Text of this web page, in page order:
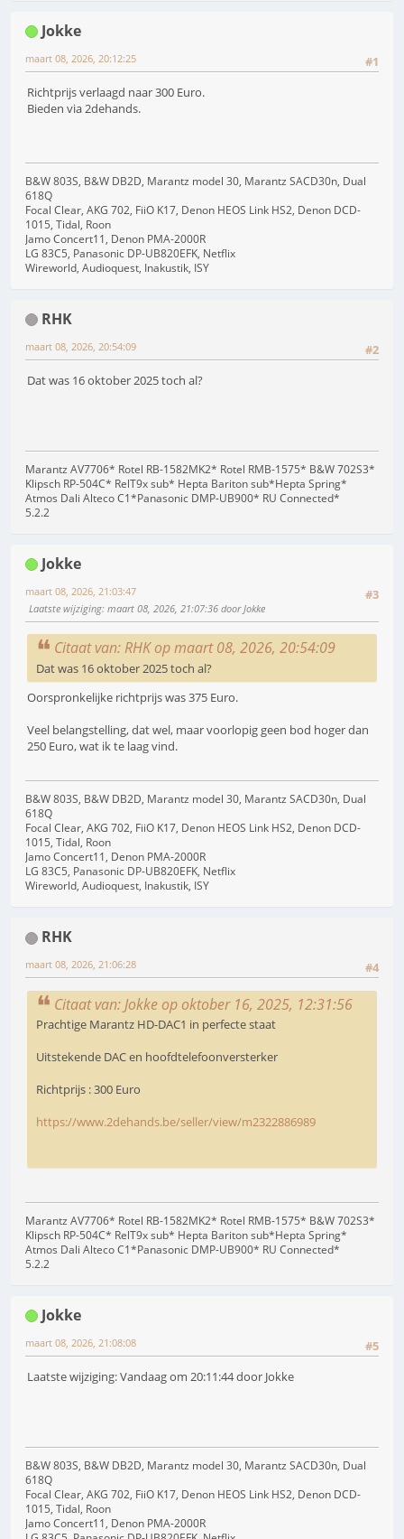
Jokke
#1
maart 08, 2026, 20:12:25
Richtprijs verlaagd naar 300 Euro.
Bieden via 2dehands.
B&W 803S, B&W DB2D, Marantz model 30, Marantz SACD30n, Dual
618Q
Focal Clear, AKG 702, FiiO K17, Denon HEOS Link HS2, Denon DCD-
1015, Tidal, Roon
Jamo Concert11, Denon PMA-2000R
LG 83C5, Panasonic DP-UB820EFK, Netflix
Wireworld, Audioquest, Inakustik, ISY
RHK
#2
maart 08, 2026, 20:54:09
Dat was 16 oktober 2025 toch al?
Marantz AV7706* Rotel RB-1582MK2* Rotel RMB-1575* B&W 702S3*
Klipsch RP-504C* RelT9x sub* Hepta Bariton sub*Hepta Spring*
Atmos Dali Alteco C1*Panasonic DMP-UB900* RU Connected*
5.2.2
Jokke
#3
maart 08, 2026, 21:03:47
Laatste wijziging: maart 08, 2026, 21:07:36 door Jokke
Citaat van: RHK op maart 08, 2026, 20:54:09
Dat was 16 oktober 2025 toch al?
Oorspronkelijke richtprijs was 375 Euro.
Veel belangstelling, dat wel, maar voorlopig geen bod hoger dan
250 Euro, wat ik te laag vind.
B&W 803S, B&W DB2D, Marantz model 30, Marantz SACD30n, Dual
618Q
Focal Clear, AKG 702, FiiO K17, Denon HEOS Link HS2, Denon DCD-
1015, Tidal, Roon
Jamo Concert11, Denon PMA-2000R
LG 83C5, Panasonic DP-UB820EFK, Netflix
Wireworld, Audioquest, Inakustik, ISY
RHK
#4
maart 08, 2026, 21:06:28
Citaat van: Jokke op oktober 16, 2025, 12:31:56
Prachtige Marantz HD-DAC1 in perfecte staat
Uitstekende DAC en hoofdtelefoonversterker
Richtprijs : 300 Euro
https://www.2dehands.be/seller/view/m2322886989
Marantz AV7706* Rotel RB-1582MK2* Rotel RMB-1575* B&W 702S3*
Klipsch RP-504C* RelT9x sub* Hepta Bariton sub*Hepta Spring*
Atmos Dali Alteco C1*Panasonic DMP-UB900* RU Connected*
5.2.2
Jokke
#5
maart 08, 2026, 21:08:08
Laatste wijziging: Vandaag om 20:11:44 door Jokke
B&W 803S, B&W DB2D, Marantz model 30, Marantz SACD30n, Dual
618Q
Focal Clear, AKG 702, FiiO K17, Denon HEOS Link HS2, Denon DCD-
1015, Tidal, Roon
Jamo Concert11, Denon PMA-2000R